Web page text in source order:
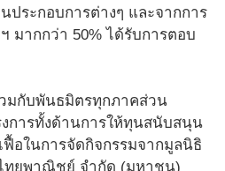
ประกอบการต่างๆ และจากการ
มากกว่า 50% ได้รับการตอบ
มกับพันธมิตรทุกภาคส่วน
การทั้งด้านการให้ทุนสนับสนุน
ฟื้อในการจัดกิจกรรมจากมูลนิธิ
ทยพาณิชย์ จำกัด (มหาชน)